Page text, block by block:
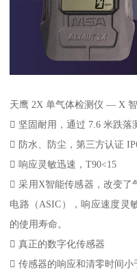
天鹰 2X 单气体检测仪 — X
 坚固耐用，通过 7.6 米跌落
 防水、防尘，第三方认证
 响应灵敏迅速，T90<15
 采用X智能传感器，改变了
电路（ASIC），响应速度灵
的使用寿命。
 真正的数字化传感器
 传感器的响应和清零时间小